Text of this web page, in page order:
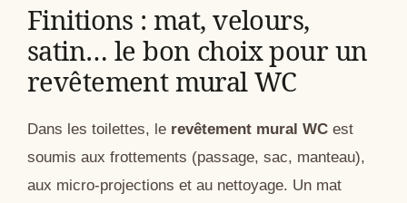
Finitions : mat, velours,
satin… le bon choix pour un
revêtement mural WC
Dans les toilettes, le revêtement mural WC est
soumis aux frottements (passage, sac, manteau),
aux micro-projections et au nettoyage. Un mat